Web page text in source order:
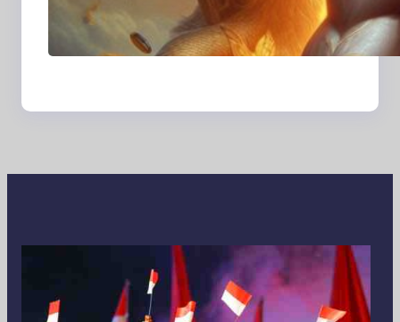
Transformasi Media
Visual di Era Digital:
Bagaimana Fotografi